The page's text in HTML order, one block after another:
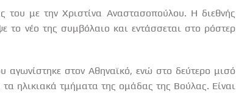
με την Χριστίνα Αναστασοπούλου. Η διεθνής
το νέο της συμβόλαιο και εντάσσεται στο ρόστερ
στον Αθηναϊκό, ενώ στο δεύτερο μισό
ηλικιακά τμήματα της ομάδας της Βούλας. Είναι